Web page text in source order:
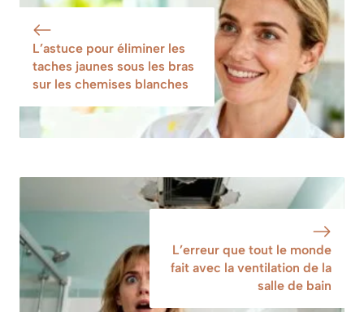
sans calcaire
pendant des
semaines
trace et les
retrouver
transparentes
L’astuce pour éliminer les
taches jaunes sous les bras
sur les chemises blanches
L’erreur que tout le monde
fait avec la ventilation de la
salle de bain